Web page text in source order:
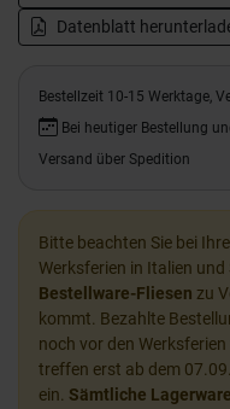
Datenblatt
Bestellzeit 10-15 Werktage,
Bei heutiger Bestellung
Versand über Spedition
Bitte beachten Sie bei
Werksferien in Italien und
Bestellware-Fliesen zu
kommt. Bezahlte
noch vor den
treffen erst ab dem
ein. Sämtliche